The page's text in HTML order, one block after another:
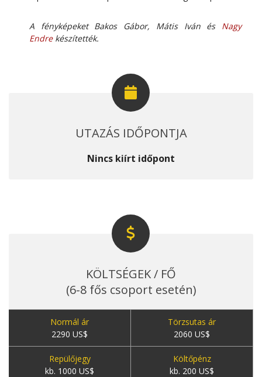
A fényképeket Bakos Gábor, Mátis Iván és Nagy
Endrekészítették.
UTAZÁS IDŐPONTJA
Nincs kiírt időpont
KÖLTSÉGEK / FŐ
(6-8 fős csoport esetén)
Normál ár
2290 US$
Törzsutas ár
2060 US$
Repülőjegy
kb. 1000 US$
Költőpénz
kb. 200 US$